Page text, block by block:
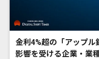
金利4%超の「アップル
影響を受ける企業・業